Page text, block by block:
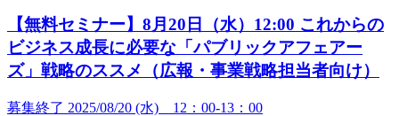
【無料セミナー】8月20日（水）12:00 これからの
ビジネス成長に必要な「パブリックアフェアー
ズ」戦略のススメ（広報・事業戦略担当者向け）
募集終了 2025/08/20 (水) 12：00-13：00